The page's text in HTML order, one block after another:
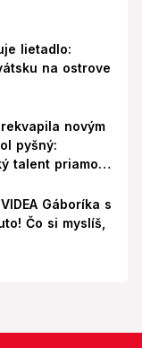
lietadlo:
na ostrove
novým
pyšný:
talent priamo v
Gáboríka s
Čo si myslíš,